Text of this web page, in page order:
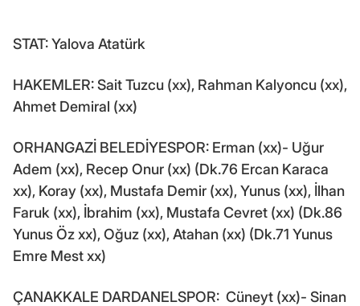
STAT: Yalova Atatürk
HAKEMLER: Sait Tuzcu (xx), Rahman Kalyoncu (xx),
Ahmet Demiral (xx)
ORHANGAZİ BELEDİYESPOR: Erman (xx)- Uğur
Adem (xx), Recep Onur (xx) (Dk.76 Ercan Karaca
xx), Koray (xx), Mustafa Demir (xx), Yunus (xx), İlhan
Faruk (xx), İbrahim (xx), Mustafa Cevret (xx) (Dk.86
Yunus Öz xx), Oğuz (xx), Atahan (xx) (Dk.71 Yunus
Emre Mest xx)
ÇANAKKALE DARDANELSPOR: Cüneyt (xx)- Sinan